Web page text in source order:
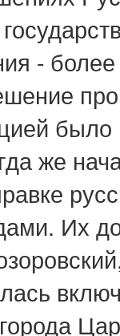
-
было
же
Их